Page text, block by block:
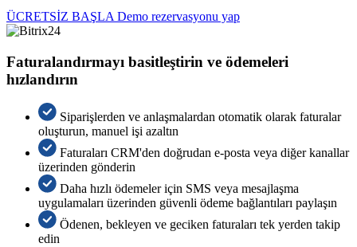
ÜCRETSİZ BAŞLA Demo rezervasyonu yap
Faturalandırmayı basitleştirin ve ödemeleri
hızlandırın
Siparişlerden ve anlaşmalardan otomatik olarak faturalar
oluşturun, manuel işi azaltın
Faturaları CRM'den doğrudan e-posta veya diğer kanallar
üzerinden gönderin
Daha hızlı ödemeler için SMS veya mesajlaşma
uygulamaları üzerinden güvenli ödeme bağlantıları paylaşın
Ödenen, bekleyen ve geciken faturaları tek yerden takip
edin